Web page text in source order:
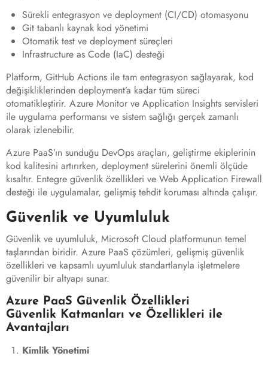
Sürekli entegrasyon ve deployment (CI/CD) otomasyonu
Git tabanlı kaynak kod yönetimi
Otomatik test ve deployment süreçleri
Infrastructure as Code (IaC) desteği
Platform, GitHub Actions ile tam entegrasyon sağlayarak, kod
değişikliklerinden deployment’a kadar tüm süreci
otomatikleştirir. Azure Monitor ve Application Insights servisleri
ile uygulama performansı ve sistem sağlığı gerçek zamanlı
olarak izlenebilir.
Azure PaaS’ın sunduğu DevOps araçları, geliştirme ekiplerinin
kod kalitesini artırırken, deployment sürelerini önemli ölçüde
kısaltır. Entegre güvenlik özellikleri ve Web Application Firewall
desteği ile uygulamalar, gelişmiş tehdit koruması altında çalışır.
Güvenlik ve Uyumluluk
Güvenlik ve uyumluluk, Microsoft Cloud platformunun temel
taşlarından biridir. Azure PaaS çözümleri, gelişmiş güvenlik
özellikleri ve kapsamlı uyumluluk standartlarıyla işletmelere
güvenilir bir altyapı sunar.
Azure PaaS Güvenlik Özellikleri
Güvenlik Katmanları ve Özellikleri ile
Avantajları
Kimlik Yönetimi